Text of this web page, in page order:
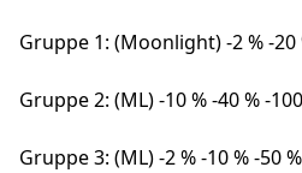
Gruppe 1: (Moonlight) -2 % -20
Gruppe 2: (ML) -10 % -40 % -
Gruppe 3: (ML) -2 % -10 % -50 %